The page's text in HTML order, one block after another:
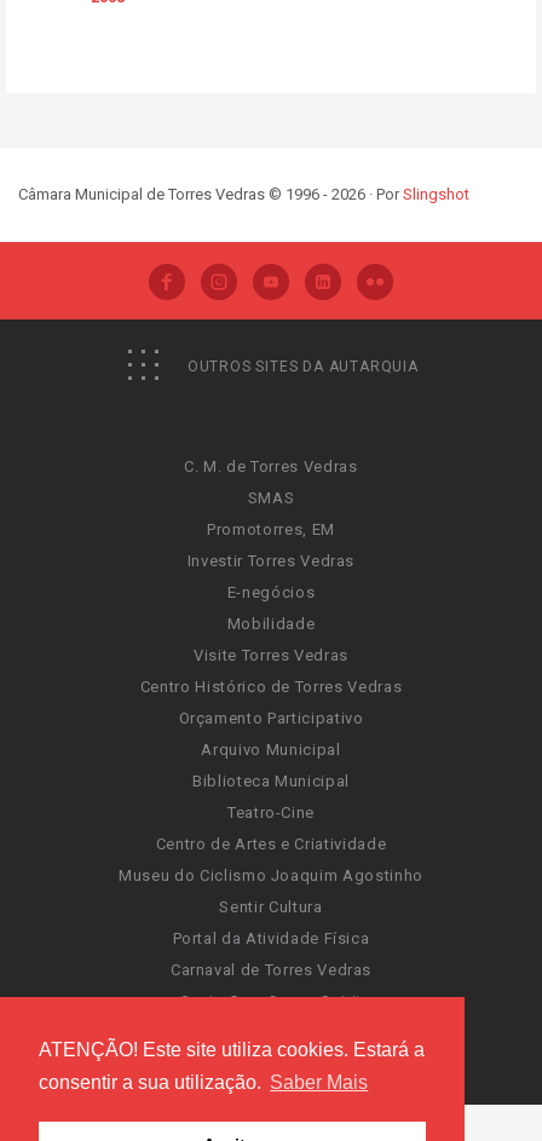
ATENÇÃO! Este site utiliza cookies. Estará a
consentir a sua utilização. Saber Mais
Câmara Municipal de Torres Vedras © 1996 - 2026 · PorSlingshot
OUTROS SITES DA AUTARQUIA
C. M. de Torres Vedras
SMAS
Promotorres, EM
Investir Torres Vedras
E-negócios
Mobilidade
Visite Torres Vedras
Centro Histórico de Torres Vedras
Orçamento Participativo
Arquivo Municipal
Biblioteca Municipal
Teatro-Cine
Centro de Artes e Criatividade
Museu do Ciclismo Joaquim Agostinho
Sentir Cultura
Portal da Atividade Física
Carnaval de Torres Vedras
Santa Cruz Ocean Spirit